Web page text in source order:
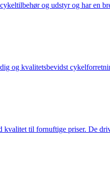
og udstyr og har en
og kvalitetsbevidst
til fornuftige priser. De